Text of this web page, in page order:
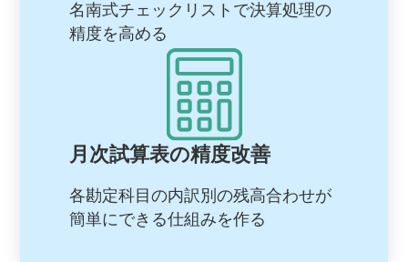
名南式チェックリストで決算処理の
精度を高める
月次試算表の精度改善
各勘定科目の内訳別の残高合わせが
簡単にできる仕組みを作る